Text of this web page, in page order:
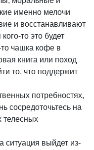
именно мелочи
и восстанавливают
то это будет
чашка кофе в
книга или поход
то, что поддержит
потребностях,
сосредоточьтесь на
телесных
ситуация выйдет из-